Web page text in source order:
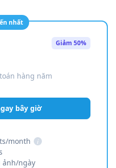
nhất
Giảm 50%
hàng năm
bây giờ
month
i
ảnh/ngày